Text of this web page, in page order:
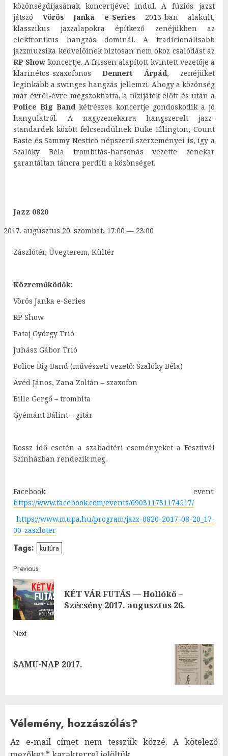
közönségdíjasának koncertjével indul. A fúziós jazzt
játszó Vörös Janka e-Series 2013-ban alakult,
klasszikus jazzalapokra építkező zenéjükben az
elektronikus hangzás dominál. A tradicionálisabb
jazzmuzsika kedvelőinek biztosan nem okoz csalódást az
RP Show koncertje. A frissen alapított kvintett vezetője a
klarinétos-szaxofonosDennert Árpád, zenéjüket
leginkább a swinges hangzás jellemzi. Ahogy a közönség
már évről-évre megszokhatta, a tűzijáték előtt és után a
Police Big Bandkétrészes koncertje gondoskodik a jó
hangulatról. A nagyzenekarra hangszerelt jazz-
standardek között felcsendülnek Duke Ellington, Count
Basie és Sammy Nestico népszerű szerzeményei is, így a
Szalóky Béla trombitás-harsonás vezette zenekar
garantáltan táncra perdíti a közönséget.
Jazz 0820
augusztus 20. szombat, 17:00 — 23:00
Zászlótér, Üvegterem, Kültér
Közreműködők:
Vörös Janka e-Series
RP Show
Pataj György Trió
Juhász Gábor Trió
Police Big Band (művészeti vezető: Szalóky Béla)
Ávéd János, Zana Zoltán – szaxofon
Bille Gergő – trombita
Gyémánt Bálint – gitár
Rossz idő esetén a szabadtéri eseményeket a Fesztivál
Színházban rendezik meg.
Facebook event:
https://www.facebook.com/events/690311731174517/
https://www.mupa.hu/program/jazz-0820-2017-08-20_17-
00-zaszloter
Tags: kultúra
Post
navigation
Previous
KÉT VÁR FUTÁS — Hollókő –
Szécsény 2017. augusztus 26.
Next
Next
SAMU-NAP 2017.
Vélemény, hozzászólás?
Az e-mail címet nem tesszük közzé. A kötelező